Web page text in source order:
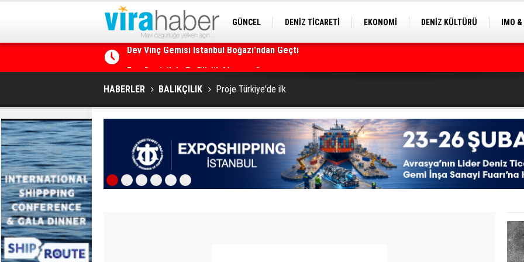
GÜNCEL DENİZ TİCARETİ EKONOMİ DENİZ KÜLTÜRÜ
IMO
Ege Denizi’nin En Büyük Mercan Ormanı
HABERLER BALIKÇILIK Proje Türkiye'de ilk